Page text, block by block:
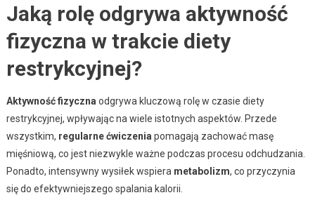
Jaką rolę odgrywa aktywność
fizyczna w trakcie diety
restrykcyjnej?
Aktywność fizyczna odgrywa kluczową rolę w czasie diety
restrykcyjnej, wpływając na wiele istotnych aspektów. Przede
wszystkim, regularne ćwiczenia pomagają zachować masę
mięśniową, co jest niezwykle ważne podczas procesu odchudzania.
Ponadto, intensywny wysiłek wspiera metabolizm, co przyczynia
się do efektywniejszego spalania kalorii.